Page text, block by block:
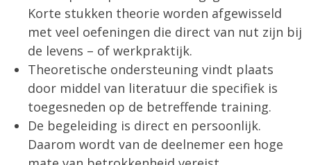
Korte stukken theorie worden afgewisseld
met veel oefeningen die direct van nut zijn bij
de levens – of werkpraktijk.
Theoretische ondersteuning vindt plaats
door middel van literatuur die specifiek is
toegesneden op de betreffende training.
De begeleiding is direct en persoonlijk.
Daarom wordt van de deelnemer een hoge